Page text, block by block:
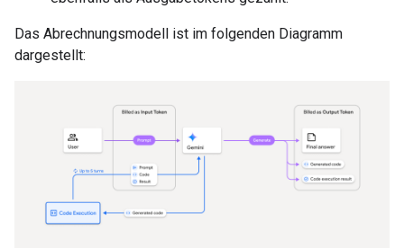
Das Abrechnungsmodell ist im folgenden Diagramm
dargestellt: